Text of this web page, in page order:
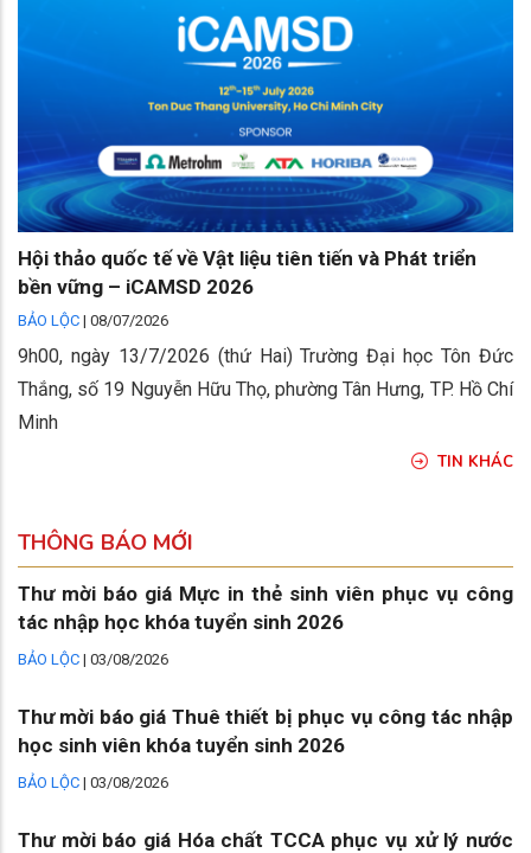
Hội thảo quốc tế về Vật liệu tiên tiến và Phát triển
bền vững – iCAMSD 2026
BẢO LỘC | 08/07/2026
9h00, ngày 13/7/2026 (thứ Hai) Trường Đại học Tôn Đức
Thắng, số 19 Nguyễn Hữu Thọ, phường Tân Hưng, TP. Hồ Chí
Minh
TIN KHÁC
THÔNG BÁO MỚI
Thư mời báo giá Mực in thẻ sinh viên phục vụ công
tác nhập học khóa tuyển sinh 2026
BẢO LỘC | 03/08/2026
Thư mời báo giá Thuê thiết bị phục vụ công tác nhập
học sinh viên khóa tuyển sinh 2026
BẢO LỘC | 03/08/2026
Thư mời báo giá Hóa chất TCCA phục vụ xử lý nước